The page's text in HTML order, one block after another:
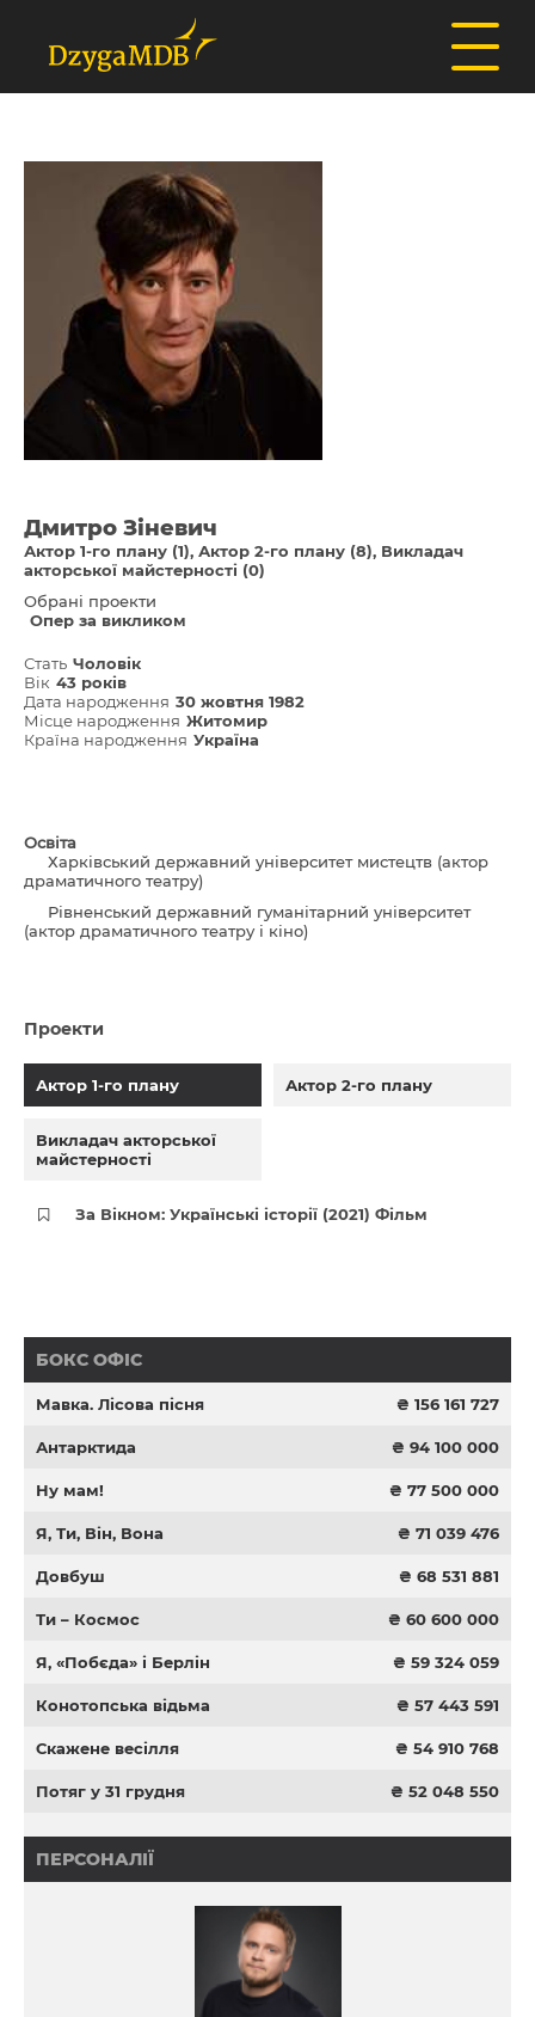
Дмитро Зіневич
Актор 1-го плану (1) Актор 2-го плану (8) Викладач
акторської майстерності (0)
Обрані проекти
Опер за викликом
Стать Чоловік
Вік 43 років
Дата народження 30 жовтня 1982
Місце народження Житомир
Країна народження Україна
Освіта
Харківський державний університет мистецтв (актор
драматичного театру)
Рівненський державний гуманітарний університет
(актор драматичного театру і кіно)
Проекти
Актор 1-го плану Актор 2-го плану
Викладач акторської
майстерності
За Вікном: Українські історії (2021) Фільм
БОКС ОФІС
Мавка. Лісова пісня ₴ 156 161 727
Антарктида ₴ 94 100 000
Ну мам! ₴ 77 500 000
Я, Ти, Він, Вона ₴ 71 039 476
Довбуш ₴ 68 531 881
Ти – Космос ₴ 60 600 000
Я, «Побєда» і Берлін ₴ 59 324 059
Конотопська відьма ₴ 57 443 591
Скажене весілля ₴ 54 910 768
Потяг у 31 грудня ₴ 52 048 550
ПЕРСОНАЛІЇ